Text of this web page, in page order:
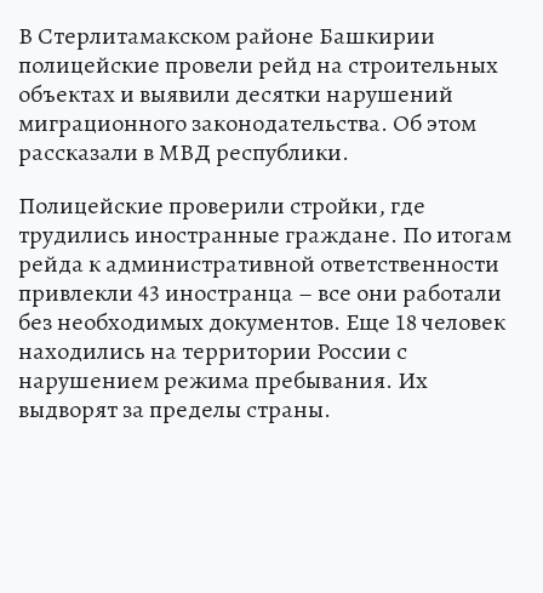
В Стерлитамакском районе Башкирии
полицейские провели рейд на строительных
объектах и выявили десятки нарушений
миграционного законодательства. Об этом
рассказали в МВД республики.
Полицейские проверили стройки, где
трудились иностранные граждане. По итогам
рейда к административной ответственности
привлекли 43 иностранца – все они работали
без необходимых документов. Еще 18 человек
находились на территории России с
нарушением режима пребывания. Их
выдворят за пределы страны.